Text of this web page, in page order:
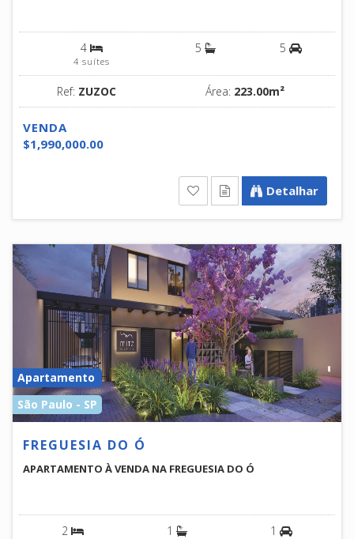
4
4 suítes
5 5
Ref: ZUZOC Área: 223.00m²
VENDA
$1,990,000.00
Detalhar
Apartamento
São Paulo - SP
FREGUESIA DO Ó
APARTAMENTO À VENDA NA FREGUESIA DO Ó
2 1 1